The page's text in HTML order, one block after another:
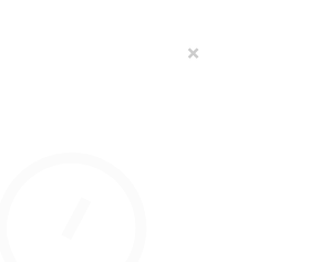
×